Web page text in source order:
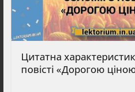
Цитатна
повісті «Дорогою